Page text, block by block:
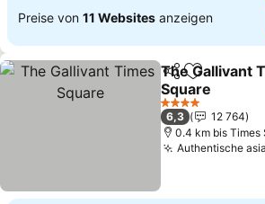
Preise von 11 Websites anzeigen
TeilenZu
The Gallivant
Square
4 Sterne
6,3
12 764
0.4 km bis Times
Authentische